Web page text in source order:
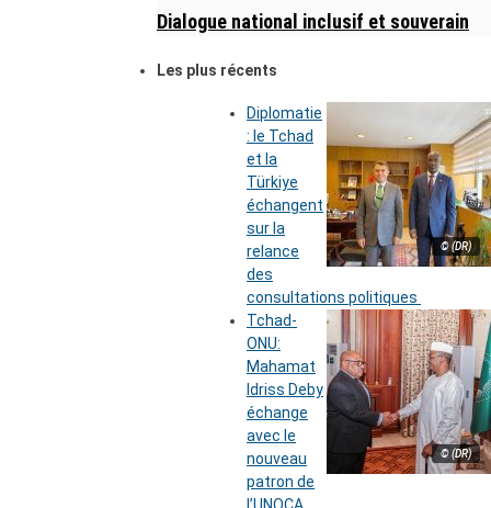
Dialogue national inclusif et souverain
Les plus récents
© (DR)
Diplomatie
: le Tchad
et la
Türkiye
échangent
sur la
relance
des
consultations politiques
© (DR)
Tchad-
ONU:
Mahamat
Idriss Deby
échange
avec le
nouveau
patron de